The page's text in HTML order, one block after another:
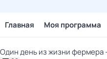
Главная Моя программа
Один дeнь из жизни фeрмера -